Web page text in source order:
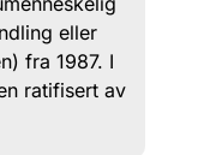
eller
fra 1987. I
ratifisert av